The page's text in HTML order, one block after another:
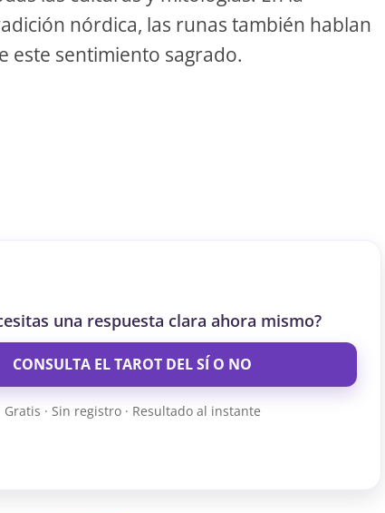
nórdica, las runas también hablan
este sentimiento sagrado.
una respuesta clara ahora mismo?
CONSULTA EL TAROT DEL SÍ O NO
Gratis · Sin registro · Resultado al instante